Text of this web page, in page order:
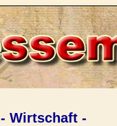
- Wirtschaft -